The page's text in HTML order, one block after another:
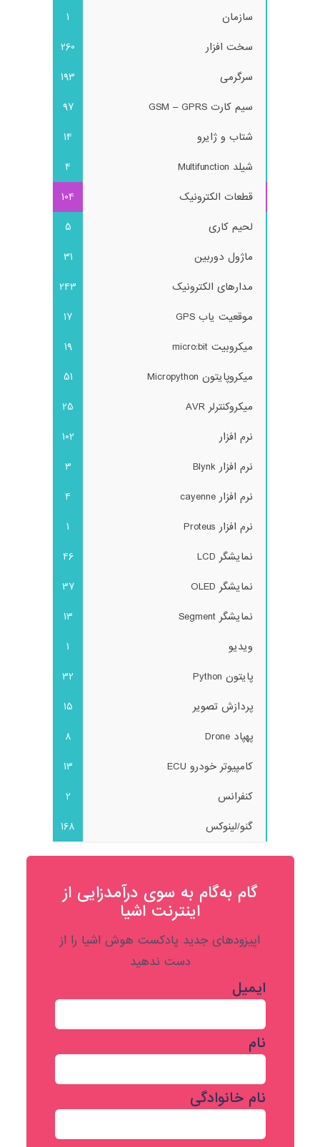
سازمان
1
سخت افزار
260
سرگرمی
193
سیم کارت GSM – GPRS
97
شتاب و ژایرو
14
شیلد Multifunction
4
قطعات الکترونیک
104
لحیم کاری
5
ماژول دوربین
31
مدارهای الکترونیک
243
موقعیت یاب GPS
17
میکروبیت micro:bit
19
میکروپایتون Micropython
51
میکروکنترلر AVR
25
نرم افزار
102
نرم افزار Blynk
3
نرم افزار cayenne
4
نرم افزار Proteus
1
نمایشگر LCD
46
نمایشگر OLED
37
نمایشگر Segment
13
ویدیو
1
پایتون Python
32
پردازش تصویر
15
پهپاد Drone
8
کامپیوتر خودرو ECU
13
کنفرانس
2
گنو/لینوکس
168
گام به‌گام به‌ سوی درآمدزایی از
اینترنت اشیا
اپیزودهای جدید پادکست هوش اشیا را از
دست ندهید
ایمیل
نام
نام خانوادگی